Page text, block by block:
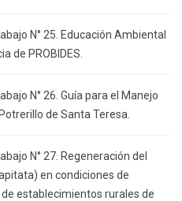
N° 25. Educación Ambiental
de PROBIDES.
N° 26. Guía para el Manejo
de Santa Teresa.
N° 27. Regeneración del
en condiciones de
establecimientos rurales de